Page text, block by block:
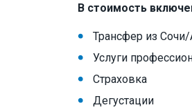
В стоимость
Трансфер из
Услуги
Страховка
Дегустации